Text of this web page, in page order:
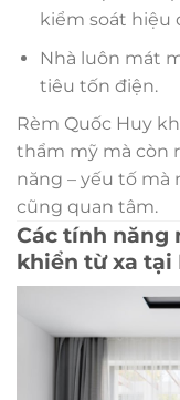
kiểm soát hiệu
Nhà luôn mát
tiêu tốn điện.
Rèm Quốc Huy
thẩm mỹ mà còn
năng – yếu tố
cũng quan tâm.
Các tính năng
khiển từ xa tại